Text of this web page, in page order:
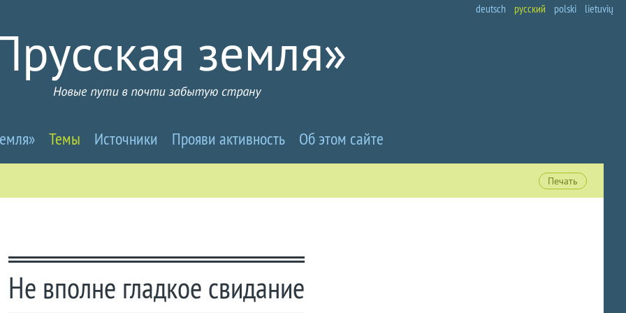
deutsch русский polski lietuvių
Темы Источники Прояви активность Об этом сайте
Печать
Не вполне гладкое свидание